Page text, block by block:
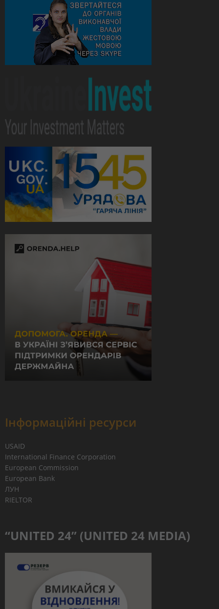
Інформаційні ресурси
USAID
International Finance Corporation
European Commission
European Bank
ЛУН
RIELTOR
“UNITED 24” (UNITED 24 MEDIA)